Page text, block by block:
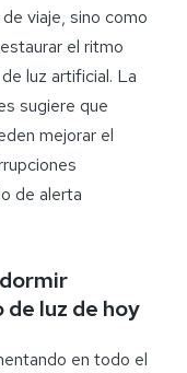
viaje, sino como
el ritmo
luz artificial. La
sugiere que
mejorar el
de alerta
luz de hoy
en todo el